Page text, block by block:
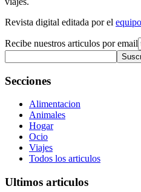
Revista digital editada por el
Recibe nuestros articulos por email
Secciones
Alimentacion
Animales
Hogar
Ocio
Viajes
Todos los articulos
Ultimos articulos